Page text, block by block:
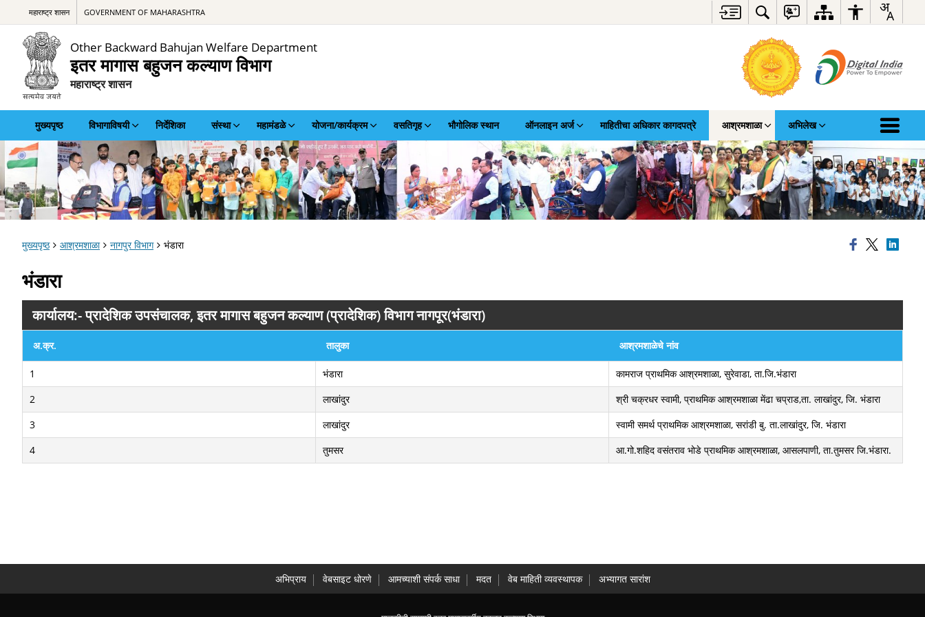
महाराष्ट्र शासन GOVERNMENT OF MAHARASHTRA
Other Backward Bahujan Welfare Department
इतर मागास बहुजन कल्याण विभाग
महाराष्ट्र शासन
मुख्यपृष्ठ विभागाविषयी निर्देशिका संस्था महामंडळे योजना/कार्यक्रम वसतिगृह भौगोलिक स्थान ऑनलाइन अर्ज माहितीचा अधिकार कागदपत्रे आश्रमशाळा अभिलेख
मुख्यपृष्ठ आश्रमशाळा नागपुर विभाग भंडारा
भंडारा
कार्यालय:- प्रादेशिक उपसंचालक, इतर मागास बहुजन कल्याण (प्रादेशिक) विभाग नागपूर(भंडारा)
अ.क्र. तालुका आश्रमशाळेचे नांव
1 भंडारा
कामराज प्राथमिक आश्रमशाळा, सुरेवाडा, ता.जि.भंडारा
2
लाखांदुर
श्री चक्रधर स्वामी, प्राथमिक आश्रमशाळा मेंढा चप्राड,ता. लाखांदुर, जि. भंडारा
3
लाखांदुर
स्वामी समर्थ प्राथमिक आश्रमशाळा, सरांडी बु. ता.लाखांदुर, जि. भंडारा
4
तुमसर आ.गो.शहिद वसंतराव भोडे प्राथमिक आश्रमशाळा, आसलपाणी, ता.तुमसर जि.भंडारा.
अभिप्राय वेबसाइट धोरणे आमच्याशी संपर्क साधा मदत वेब माहिती व्यवस्थापक अभ्यागत सारांश